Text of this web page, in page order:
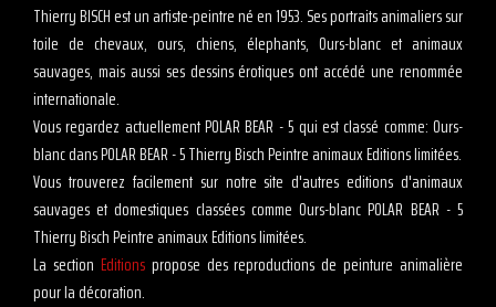
Thierry BISCH est un artiste-peintre né en 1953. Ses portraits animaliers sur
toile de chevaux, ours, chiens, élephants, Ours-blanc et animaux
sauvages, mais aussi ses dessins érotiques ont accédé une renommée
internationale.
Vous regardez actuellement POLAR BEAR - 5 qui est classé comme: Ours-
blanc dans POLAR BEAR - 5 Thierry Bisch Peintre animaux Editions limitées.
Vous trouverez facilement sur notre site d'autres editions d'animaux
sauvages et domestiques classées comme Ours-blanc POLAR BEAR - 5
Thierry Bisch Peintre animaux Editions limitées.
La section Editionspropose des reproductions de peinture animalière
pour la décoration.